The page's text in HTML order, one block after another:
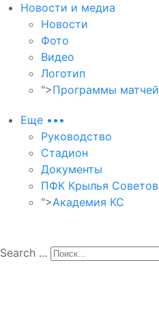
Новости и медиа
Новости
Фото
Видео
Логотип
">Программы матчей
Еще •••
Руководство
Стадион
Документы
ПФК Крылья Советов
">Академия КС
Search ...